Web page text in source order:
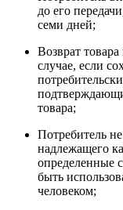
до его
семи дней;
Возврат
случае, если
товара;
Потребитель не
надлежащего
определенные
быть
человеком;